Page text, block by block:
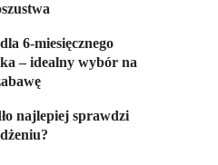
6-miesięcznego
– idealny wybór na
najlepiej sprawdzi